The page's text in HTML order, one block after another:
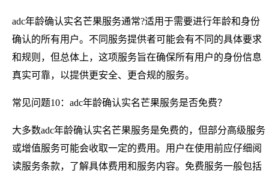
adc年龄确认实名芒果服务通常?适用于需要进行年龄和身份
确认的所有用户。不同服务提供者可能会有不同的具体要求
和规则，但总体上，这项服务旨在确保所有用户的身份信息
真实可靠，以提供更安全、更合规的服务。
常见问题10：adc年龄确认实名芒果服务是否免费？
大多数adc年龄确认实名芒果服务是免费的，但部分高级服务
或增值服务可能会收取一定的费用。用户在使用前应仔细阅
读服务条款，了解具体费用和服务内容。免费服务一般包括